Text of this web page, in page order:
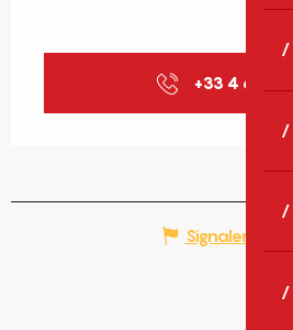
+33 4 68 05
Signaler une